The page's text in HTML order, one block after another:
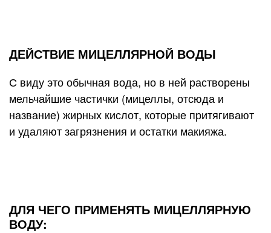
ДЕЙСТВИЕ МИЦЕЛЛЯРНОЙ ВОДЫ
С виду это обычная вода, но в ней растворены
мельчайшие частички (мицеллы, отсюда и
название) жирных кислот, которые притягивают
и удаляют загрязнения и остатки макияжа.
ДЛЯ ЧЕГО ПРИМЕНЯТЬ МИЦЕЛЛЯРНУЮ
ВОДУ: